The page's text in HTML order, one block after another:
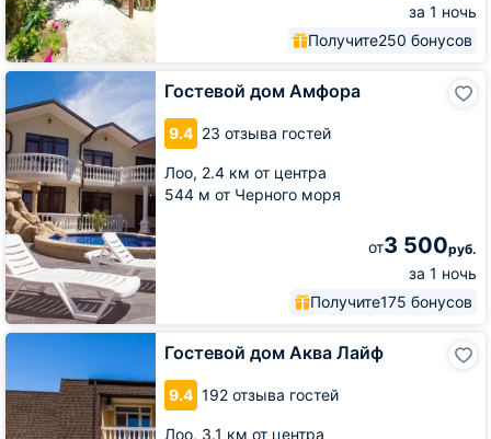
за 1 ночь
Получите250 бонусов
Гостевой дом Амфора
9.4 23 отзыва гостей
Лоо, 2.4 км от центра
544 м от Черного моря
от3 500руб.
за 1 ночь
Получите175 бонусов
Гостевой
Амфора
Гостевой дом Аква Лайф
9.4 192 отзыва гостей
Лоо, 3.1 км от центра
Гостевой
Лайф